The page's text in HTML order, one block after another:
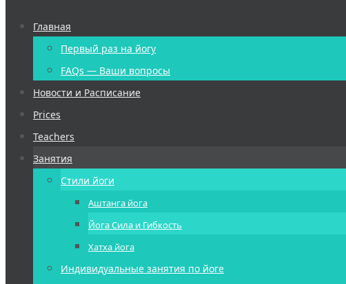
Главная
Первый раз на йогу
FAQs — Ваши вопросы
Новости и Расписание
Prices
Teachers
Занятия
Стили йоги
Аштанга йога
Йога Сила и Гибкость
Хатха йога
Индивидуальные занятия по йоге